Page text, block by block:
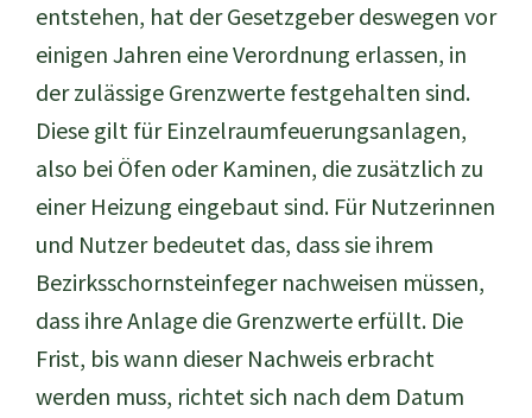
entstehen, hat der Gesetzgeber deswegen vor
einigen Jahren eine Verordnung erlassen, in
der zulässige Grenzwerte festgehalten sind.
Diese gilt für Einzelraumfeuerungsanlagen,
also bei Öfen oder Kaminen, die zusätzlich zu
einer Heizung eingebaut sind. Für Nutzerinnen
und Nutzer bedeutet das, dass sie ihrem
Bezirksschornsteinfeger nachweisen müssen,
dass ihre Anlage die Grenzwerte erfüllt. Die
Frist, bis wann dieser Nachweis erbracht
werden muss, richtet sich nach dem Datum